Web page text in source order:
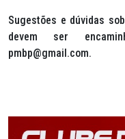
Sugestões e dúvidas
devem ser
pmbp@gmail.com.